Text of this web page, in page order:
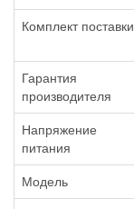
Комплект поставки
Гарантия
производителя
Напряжение
питания
Модель